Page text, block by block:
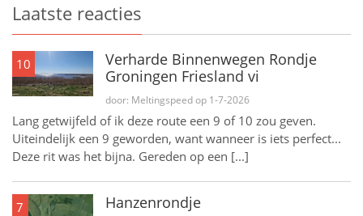
Laatste reacties
10
Verharde Binnenwegen Rondje
Groningen Friesland vi
door: Meltingspeed op 1-7-2026
Lang getwijfeld of ik deze route een 9 of 10 zou geven.
Uiteindelijk een 9 geworden, want wanneer is iets perfect...
Deze rit was het bijna. Gereden op een [...]
7 Hanzenrondje